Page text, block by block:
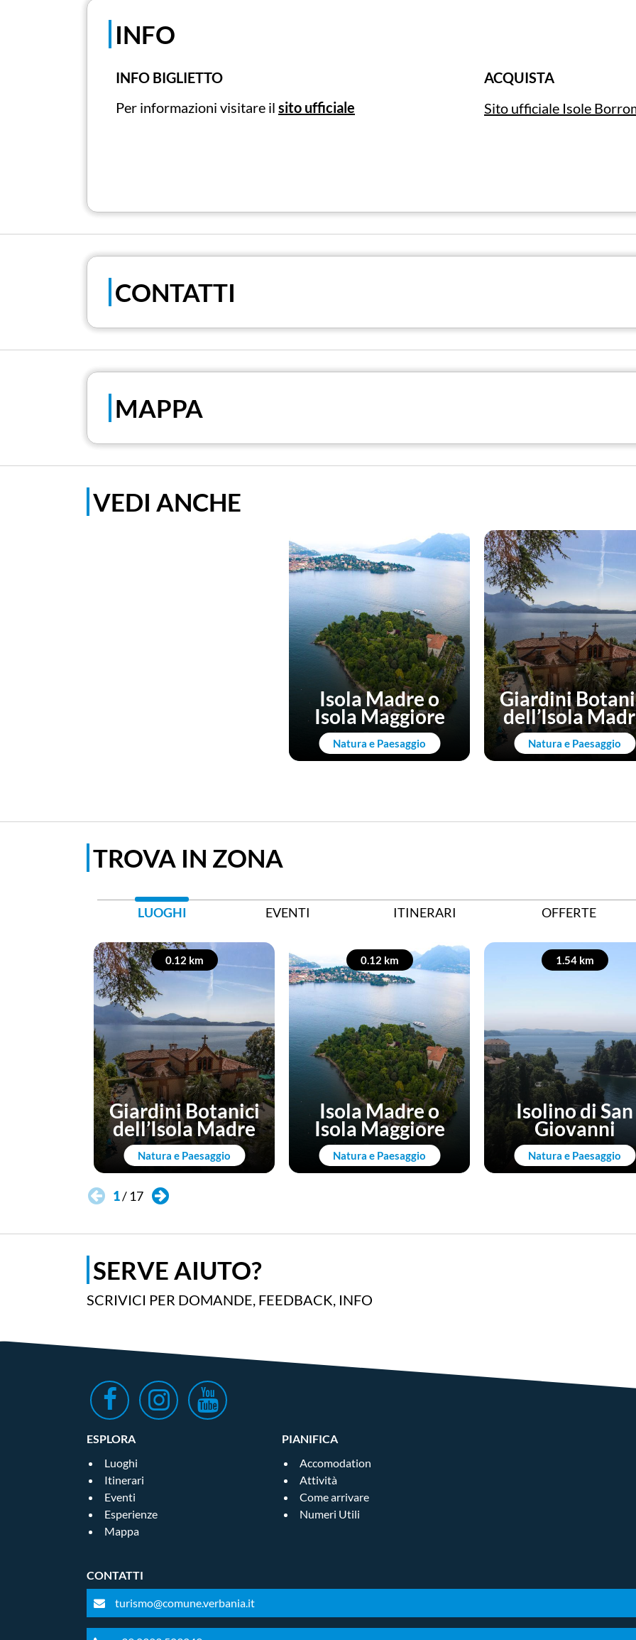
INFO
INFO BIGLIETTO
Per informazioni visitare il sito ufficiale
ACQUISTA
Sito ufficiale Isole
CONTATTI
MAPPA
VEDI ANCHE
Natura e Paesaggio
Isola Madre o
Isola Maggiore
Natura e Paesaggio
Giardini
dell’Isola
TROVA IN ZONA
LUOGHI EVENTI ITINERARI OFFERTE
0.12 km
Natura e Paesaggio
Giardini Botanici
dell’Isola Madre
0.12 km
Natura e Paesaggio
Isola Madre o
Isola Maggiore
1.54 km
Natura e Paesaggio
Isolino di San
Giovanni
1/ 17
SERVE AIUTO?
SCRIVICI PER DOMANDE, FEEDBACK, INFO
ESPLORA
Luoghi
Itinerari
Eventi
Esperienze
Mappa
PIANIFICA
Accomodation
Attività
Come arrivare
Numeri Utili
CONTATTI
turismo@comune.verbania.it